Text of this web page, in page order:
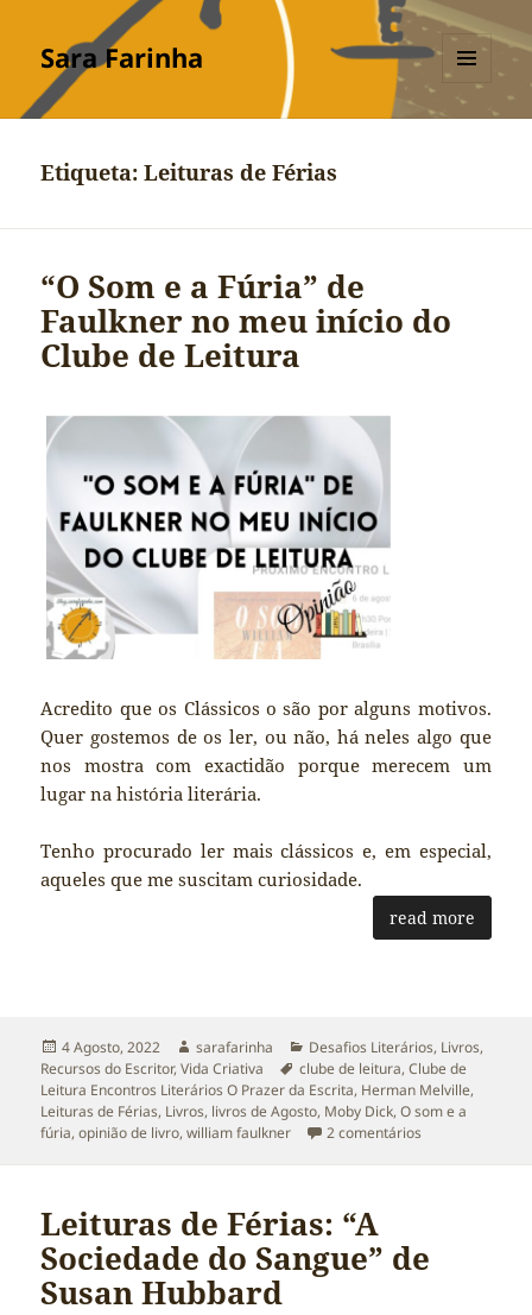
Sara Farinha
MENU
Etiqueta:Leituras de Férias
“O Som e a Fúria” de
Faulkner no meu início do
Clube de Leitura
Acredito que os Clássicos o são por alguns motivos.
Quer gostemos de os ler, ou não, há neles algo que
nos mostra com exactidão porque merecem um
lugar na história literária.
Tenho procurado ler mais clássicos e, em especial,
aqueles que me suscitam curiosidade.
read more
Publicado
a
4 Agosto, 2022 Autor
sarafarinha Categorias
Desafios Literários, Livros,
Recursos do Escritor,Vida Criativa Etiquetas
clube de leitura,Clube de
Leitura Encontros Literários O Prazer da Escrita, Herman Melville,
Leituras de Férias, Livros, livros de Agosto, Moby Dick,O som e a
fúria,opinião de livro,william faulkner 2 comentários
Leituras de Férias: “A
Sociedade do Sangue” de
Susan Hubbard